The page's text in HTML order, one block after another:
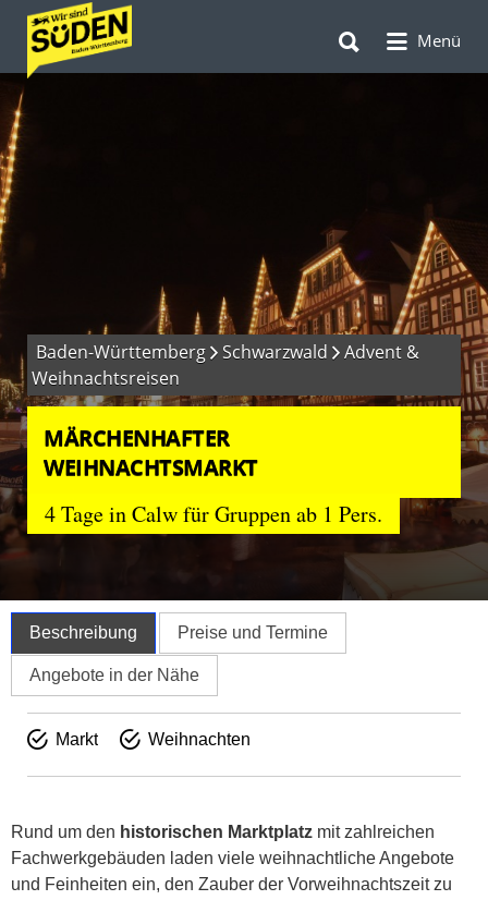
Suchen
nach:
Menü
Suchen
nach:
Baden-Württemberg Schwarzwald
Advent &
Weihnachtsreisen
MÄRCHENHAFTER
WEIHNACHTSMARKT
4 Tage in Calw für Gruppen ab 1 Pers.
Beschreibung Preise und Termine
Angebote in der Nähe
Markt Weihnachten
Rund um den historischen Marktplatz mit zahlreichen
Fachwerkgebäuden laden viele weihnachtliche Angebote
und Feinheiten ein, den Zauber der Vorweihnachtszeit zu